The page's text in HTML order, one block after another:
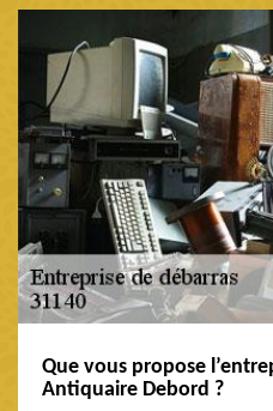
Que vous propose
Antiquaire Debord ?